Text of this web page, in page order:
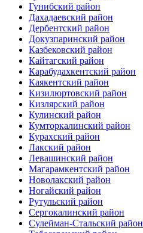
Гунибский район
Дахадаевский район
Дербентский район
Докузпаринский район
Казбековский район
Кайтагский район
Карабудахкентский район
Каякентский район
Кизилюртовский район
Кизлярский район
Кулинский район
Кумторкалинский район
Курахский район
Лакский район
Левашинский район
Магарамкентский район
Новолакский район
Ногайский район
Рутульский район
Сергокалинский район
Сулейман-Стальский район